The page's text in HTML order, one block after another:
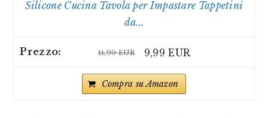
Silicone Cucina Tavola per Impastare Tappetini
da...
11,99 EUR 9,99 EUR
Compra su Amazon